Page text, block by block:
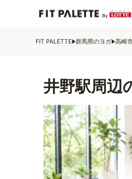
FIT PALETTE 群馬県のヨガ 高崎
井野駅周辺